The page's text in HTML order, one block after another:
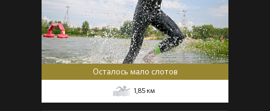
Осталось мало слотов
1,85 км